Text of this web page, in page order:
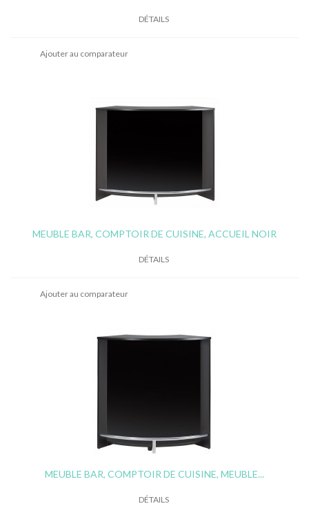
DÉTAILS
Ajouter au comparateur
MEUBLE BAR, COMPTOIR DE CUISINE, ACCUEIL NOIR
DÉTAILS
Ajouter au comparateur
MEUBLE BAR, COMPTOIR DE CUISINE, MEUBLE...
DÉTAILS